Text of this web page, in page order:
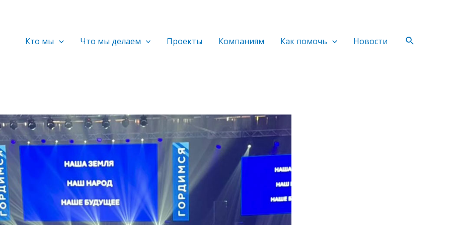
Кто мы Что мы делаем Проекты Компаниям Как помочь Новости Поиск